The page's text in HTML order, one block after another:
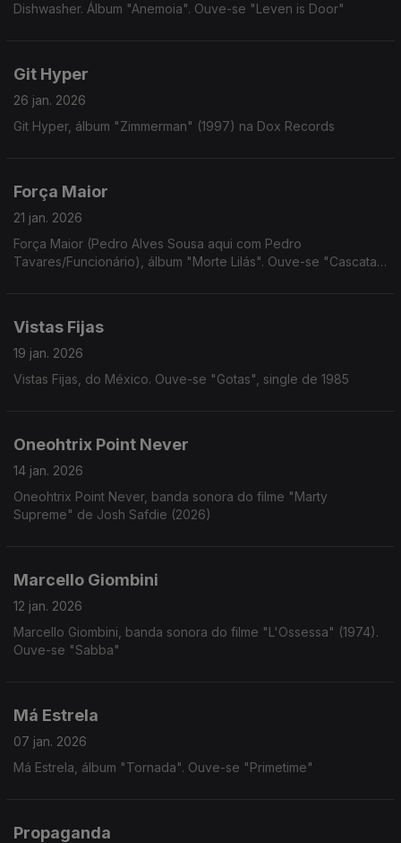
Dishwasher. Álbum "Anemoia". Ouve-se "Leven is Door"
Git Hyper
26 jan. 2026
Git Hyper, álbum "Zimmerman" (1997) na Dox Records
Força Maior
21 jan. 2026
Força Maior (Pedro Alves Sousa aqui com Pedro
Tavares/Funcionário), álbum "Morte Lilás". Ouve-se "Cascata
Vistas Fijas
19 jan. 2026
Vistas Fijas, do México. Ouve-se "Gotas", single de 1985
Oneohtrix Point Never
14 jan. 2026
Oneohtrix Point Never, banda sonora do filme "Marty
Supreme" de Josh Safdie (2026)
Marcello Giombini
12 jan. 2026
Marcello Giombini, banda sonora do filme "L'Ossessa" (1974).
Ouve-se "Sabba"
Má Estrela
07 jan. 2026
Má Estrela, álbum "Tornada". Ouve-se "Primetime"
Propaganda